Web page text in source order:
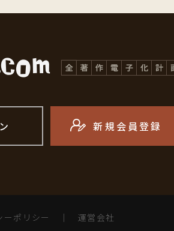
新規会員登録
ーポリシー ｜運営会社